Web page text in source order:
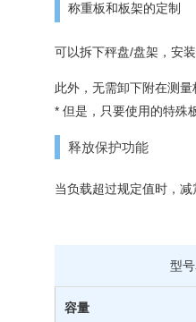
称重板和板架的定制
可以拆下秤盘/盘架，安
此外，无需卸下附在测
* 但是，只要使用的特殊
释放保护功能
当负载超过规定值时，
型
容量